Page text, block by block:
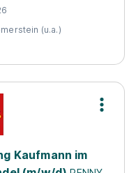
(u.a.)
Kaufmann im